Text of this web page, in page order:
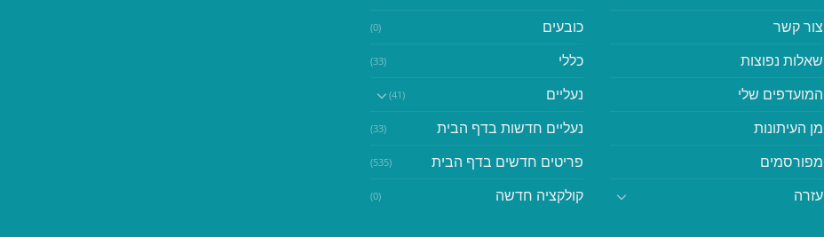
צור קשר
שאלות נפוצות
המועדפים שלי
מן העיתונות
מפורסמים
עזרה
כובעים (0)
כללי (33)
נעליים (41)
נעליים חדשות בדף הבית (33)
פריטים חדשים בדף הבית (535)
קולקציה חדשה (0)